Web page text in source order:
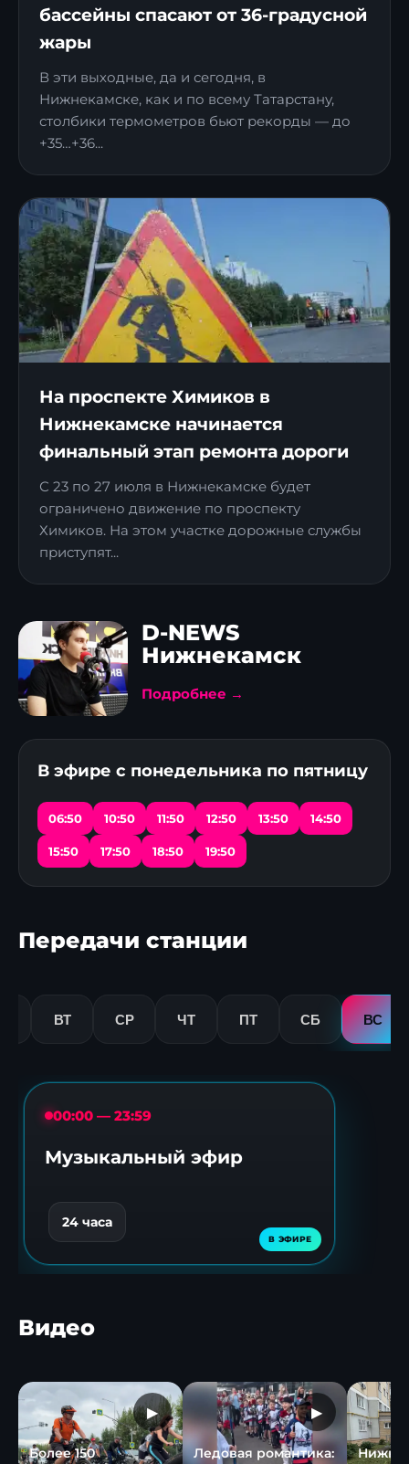
бассейны спасают от 36-градусной
жары
В эти выходные, да и сегодня, в
Нижнекамске, как и по всему Татарстану,
столбики термометров бьют рекорды — до
+35…+36...
На проспекте Химиков в
Нижнекамске начинается
финальный этап ремонта дороги
С 23 по 27 июля в Нижнекамске будет
ограничено движение по проспекту
Химиков. На этом участке дорожные службы
приступят...
D-NEWS
Нижнекамск
Подробнее →
В эфире с понедельника по пятницу
06:50 10:50 11:50 12:50 13:50 14:50
15:50 17:50 18:50 19:50
Передачи станции
ВТ СР ЧТ ПТ СБ ВС
00:00 — 23:59
Музыкальный эфир
24 часа
Видео
▶
Более 150
▶
Ледовая романтика: